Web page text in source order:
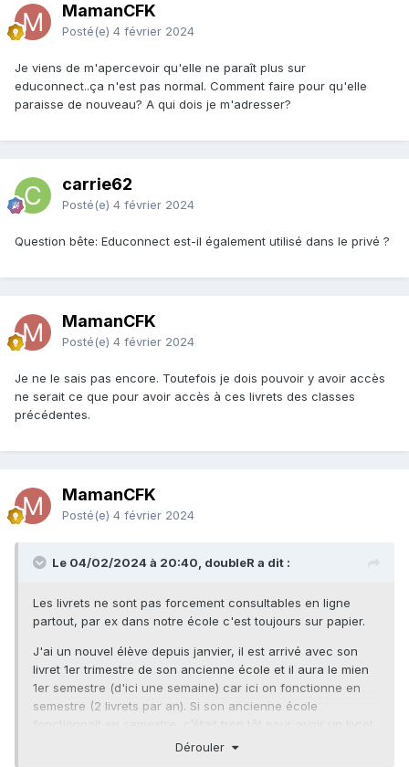
MamanCFK
Posté(e) 4 février 2024
Je viens de m'apercevoir qu'elle ne paraît plus sur
educonnect..ça n'est pas normal. Comment faire pour qu'elle
paraisse de nouveau? A qui dois je m'adresser?
carrie62
Posté(e) 4 février 2024
Question bête: Educonnect est-il également utilisé dans le privé ?
MamanCFK
Posté(e) 4 février 2024
Je ne le sais pas encore. Toutefois je dois pouvoir y avoir accès
ne serait ce que pour avoir accès à ces livrets des classes
précédentes.
MamanCFK
Posté(e) 4 février 2024
Le 04/02/2024 à 20:40, doubleR a dit :
Les livrets ne sont pas forcement consultables en ligne
partout, par ex dans notre école c'est toujours sur papier.
J'ai un nouvel élève depuis janvier, il est arrivé avec son
livret 1er trimestre de son ancienne école et il aura le mien
1er semestre (d'ici une semaine) car ici on fonctionne en
semestre (2 livrets par an). Si son ancienne école
fonctionnait en semestre, c’était trop tôt pour avoir un livret
Dérouler